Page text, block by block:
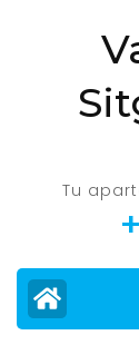
(presiona
Tu